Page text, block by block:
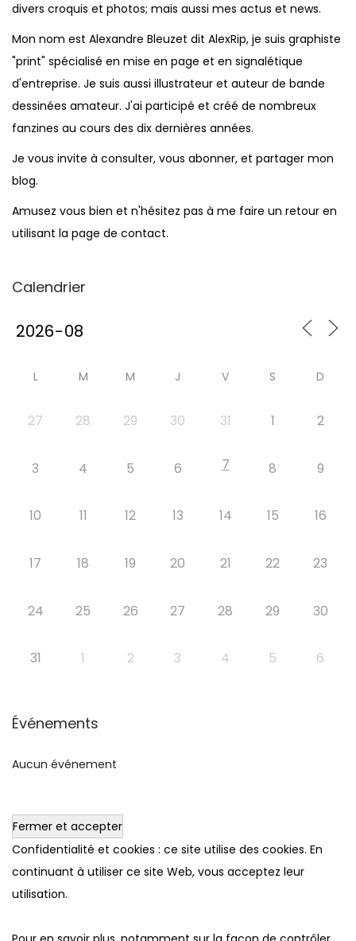
divers croquis et photos; mais aussi mes actus et news.
Mon nom est Alexandre Bleuzet dit AlexRip, je suis graphiste
"print" spécialisé en mise en page et en signalétique
d'entreprise. Je suis aussi illustrateur et auteur de bande
dessinées amateur. J'ai participé et créé de nombreux
fanzines au cours des dix dernières années.
Je vous invite à consulter, vous abonner, et partager mon
blog.
Amusez vous bien et n'hésitez pas à me faire un retour en
utilisant la page de contact.
Calendrier
L M M J V S D
27 28 29 30 31 1 2
3 4 5 6 7 8 9
10 11 12 13 14 15 16
17 18 19 20 21 22 23
24 25 26 27 28 29 30
31 1 2 3 4 5 6
Événements
Aucun événement
Confidentialité et cookies : ce site utilise des cookies. En
continuant à utiliser ce site Web, vous acceptez leur
utilisation.